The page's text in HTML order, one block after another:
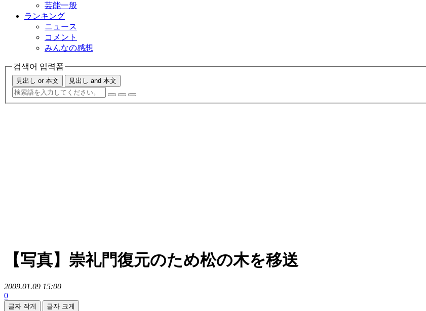
芸能一般
ランキング
ニュース
コメント
みんなの感想
검색어 입력폼
見出し or 本文 見出し and 本文
【写真】崇礼門復元のため松の木を移送
2009.01.09 15:00
0
글자 작게 글자 크게